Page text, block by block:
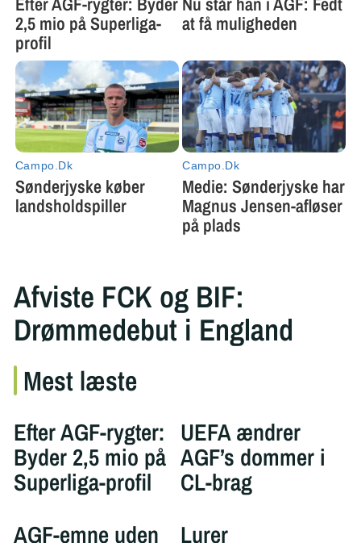
Afviste FCK og BIF:
Drømmedebut i England
Mest læste
Efter AGF-rygter:
Byder 2,5 mio på
Superliga-profil
UEFA ændrer
AGF’s dommer i
CL-brag
AGF-emne uden
Lurer